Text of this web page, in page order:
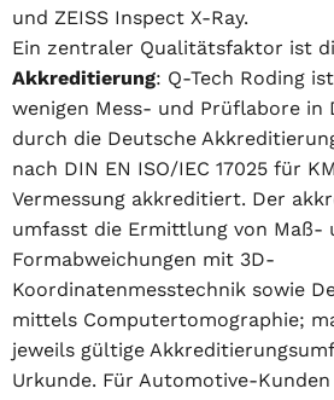
und ZEISS Inspect X-Ray.
Ein zentraler Qualitätsfaktor ist
Akkreditierung: Q-Tech Roding
wenigen Mess- und Prüflabore in
durch die Deutsche
nach DIN EN ISO/IEC 17025 für
Vermessung akkreditiert. Der
umfasst die Ermittlung von Maß-
Formabweichungen mit 3D-
Koordinatenmesstechnik sowie
mittels Computertomographie;
jeweils gültige
Urkunde. Für Automotive-